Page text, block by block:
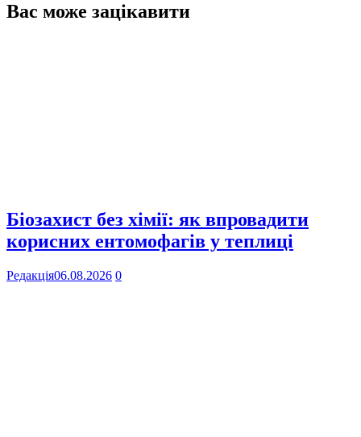
Вас може зацікавити
Біозахист без хімії: як впровадити
корисних ентомофагів у теплиці
Редакція06.08.2026 0